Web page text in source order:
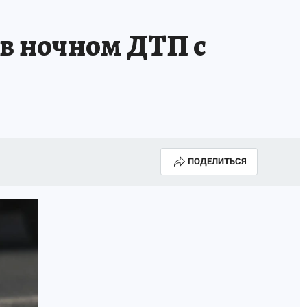
ЗАДАЙ ВОПРОС ГАИ
ГОВОРЯТ ЗВЕЗДЫ
ночном ДТП с
ПОДЕЛИТЬСЯ